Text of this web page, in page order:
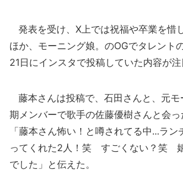
発表を受け、X上では祝福や卒業を惜
ほか、モーニング娘。のOGでタレント
21日にインスタで投稿していた内容が注
藤本さんは投稿で、石田さんと、元モ
期メンバーで歌手の佐藤優樹さんと会っ
「藤本さん怖い！と噂されてる中...ラ
ってくれた2人！笑 すごくない？笑
でした」と伝えた。